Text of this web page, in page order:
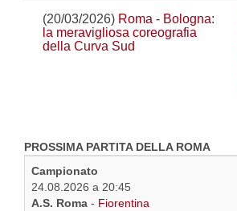
(20/03/2026) Roma - Bologna:
la meravigliosa coreografia
della Curva Sud
PROSSIMA PARTITA DELLA ROMA
Campionato
24.08.2026 a 20:45
A.S. Roma - Fiorentina